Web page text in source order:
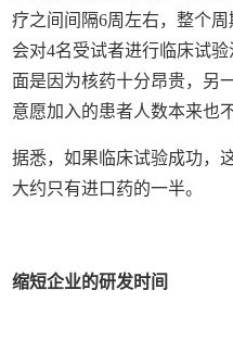
疗之间间隔6周左右，整个
会对4名受试者进行临床试
面是因为核药十分昂贵，另
意愿加入的患者人数本来也
据悉，如果临床试验成功，
大约只有进口药的一半。
缩短企业的研发时间